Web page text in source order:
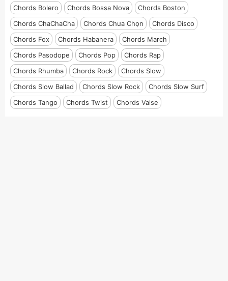
Chords Bolero
Chords Bossa Nova
Chords Boston
Chords ChaChaCha
Chords Chưa Chọn
Chords Disco
Chords Fox
Chords Habanera
Chords March
Chords Pasodope
Chords Pop
Chords Rap
Chords Rhumba
Chords Rock
Chords Slow
Chords Slow Ballad
Chords Slow Rock
Chords Slow Surf
Chords Tango
Chords Twist Chords Valse